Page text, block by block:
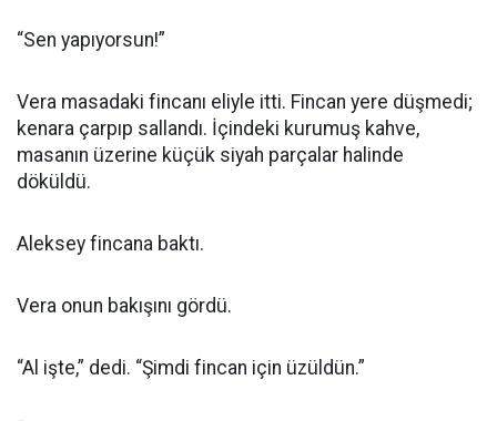
“Sen yapıyorsun!”
Vera masadaki fincanı eliyle itti. Fincan yere düşmedi;
kenara çarpıp sallandı. İçindeki kurumuş kahve,
masanın üzerine küçük siyah parçalar halinde
döküldü.
Aleksey fincana baktı.
Vera onun bakışını gördü.
“Al işte,” dedi. “Şimdi fincan için üzüldün.”